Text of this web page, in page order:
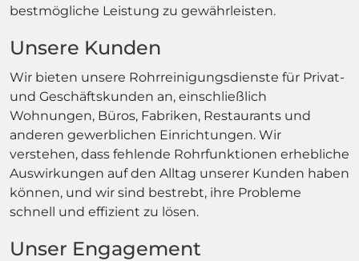
bestmögliche Leistung zu gewährleisten.
Unsere Kunden
Wir bieten unsere Rohrreinigungsdienste für Privat-
und Geschäftskunden an, einschließlich
Wohnungen, Büros, Fabriken, Restaurants und
anderen gewerblichen Einrichtungen. Wir
verstehen, dass fehlende Rohrfunktionen erhebliche
Auswirkungen auf den Alltag unserer Kunden haben
können, und wir sind bestrebt, ihre Probleme
schnell und effizient zu lösen.
Unser Engagement